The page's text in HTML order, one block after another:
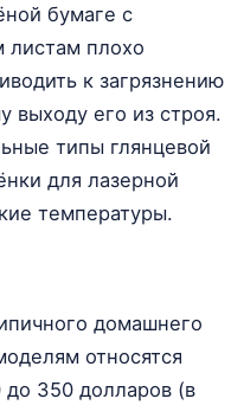
бумаге с
листам плохо
к загрязнению
выходу его из строя.
типы глянцевой
для лазерной
температуры.
домашнего
относятся
до 350 долларов (в